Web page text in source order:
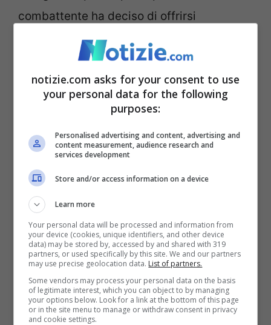
combattente ha deciso di offrirsi
volontario proprio per aiutare sua moglie
ed i figli in maniera economica, andando
incontro molto probabilmente alla morte.
La Russia offre soldi a
combattenti siriani per
andare in Ucraina
notizie.com asks for your consent to use
your personal data for the following
purposes:
Personalised advertising and content, advertising and
content measurement, audience research and
services development
Store and/or access information on a device
Learn more
Your personal data will be processed and information from
your device (cookies, unique identifiers, and other device
data) may be stored by, accessed by and shared with 319
partners, or used specifically by this site. We and our partners
may use precise geolocation data. List of partners.
Some vendors may process your personal data on the basis
of legitimate interest, which you can object to by managing
your options below. Look for a link at the bottom of this page
or in the site menu to manage or withdraw consent in privacy
and cookie settings.